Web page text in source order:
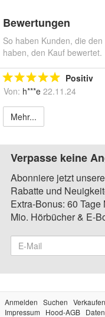
Bewertungen
So haben Kunden, die
haben, den Kauf bewertet.
Positiv
Von: h***e 22.11.24
Mehr...
Verpasse keine
Abonniere jetzt
Rabatte und
Extra-Bonus: 60
Mio. Hörbücher & E-
Anmelden Suchen Verkaufen
Impressum
Hood-AGB